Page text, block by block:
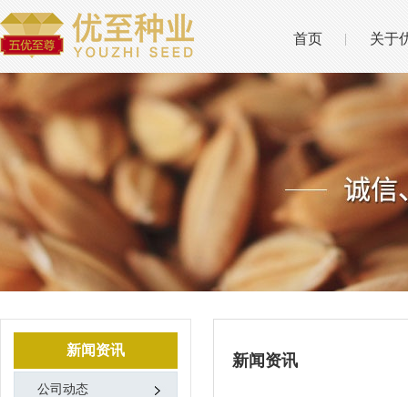
首页 关于
新闻资讯
公司动态
新闻资讯